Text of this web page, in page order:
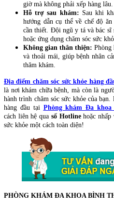
giờ mà không phải xếp hàng lâu.
Hỗ trợ sau khám: Sau khi
hướng dẫn cụ thể về chế độ
cần thiết. Đội ngũ y tá và bác sĩ
hoặc ứng dụng chăm sóc sức
Không gian thân thiện: Phòng
và thoải mái, giúp bệnh nhân
thăm khám.
Địa điểm chăm sóc sức khỏe hàng
là nơi khám chữa bệnh, mà còn là
hành trình chăm sóc sức khỏe của
hàng đầu tại Phòng khám Đa
cách liên hệ qua số Hotlinehoặc nhấp
sức khỏe một cách toàn diện!
PHÒNG KHÁM ĐA KHOA BÌNH